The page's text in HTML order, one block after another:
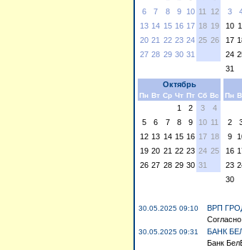
6
7 8 9 10 11
12
13 14 15 16 17 18 19
20 21 22 23 24 25 26
27 28 29 30 31
3
10
17
24
31
Октябрь
Пн Вт Ср Чт Пт Сб Вс
1 2 3
4
5
6 7 8 9 10 11
12 13 14 15 16 17 18
19 20 21 22 23 24 25
26 27 28 29 30 31
Пн
2
9
16
23
30
30.05.2025 09:10
ВРП
30.05.2025 09:31
БАНК
Банк